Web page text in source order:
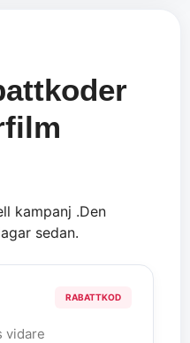
kampanj .Den
sedan.
RABATTKOD
vidare